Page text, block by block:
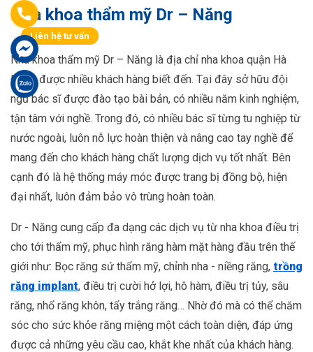
Nha khoa thẩm mỹ Dr – Năng
Liên hệ tư vấn
Nha khoa thẩm mỹ Dr – Năng là địa chỉ nha khoa quận Hà
Đông được nhiều khách hàng biết đến. Tại đây sở hữu đội
ngũ bác sĩ được đào tạo bài bản, có nhiều năm kinh nghiệm,
tận tâm với nghề. Trong đó, có nhiều bác sĩ từng tu nghiệp từ
nước ngoài, luôn nỗ lực hoàn thiện và nâng cao tay nghề để
mang đến cho khách hàng chất lượng dịch vụ tốt nhất. Bên
cạnh đó là hệ thống máy móc được trang bị đồng bộ, hiện
đại nhất, luôn đảm bảo vô trùng hoàn toàn.
Dr - Năng cung cấp đa dạng các dịch vụ từ nha khoa điều trị
cho tới thẩm mỹ, phục hình răng hàm mặt hàng đầu trên thế
giới như: Bọc răng sứ thẩm mỹ, chỉnh nha - niềng răng, trồng
răng implant, điều trị cười hở lợi, hô hàm, điều trị tủy, sâu
răng, nhổ răng khôn, tẩy trắng răng… Nhờ đó mà có thể chăm
sóc cho sức khỏe răng miệng một cách toàn diện, đáp ứng
được cả những yêu cầu cao, khắt khe nhất của khách hàng.